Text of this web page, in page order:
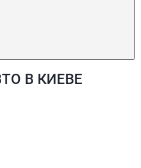
В КИЕВЕ